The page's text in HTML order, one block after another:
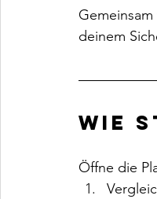
deinem
Wie
Öffne die